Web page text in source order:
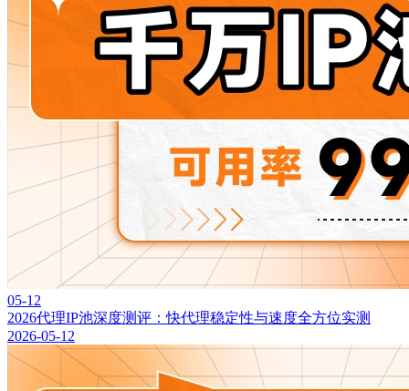
05-12
2026代理IP池深度测评：快代理稳定性与速度全方位实测
2026-05-12